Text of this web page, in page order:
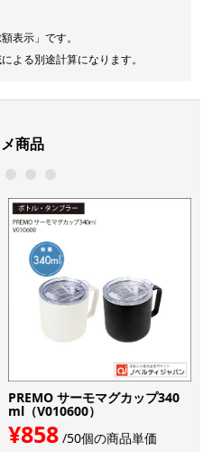
表示」です。
よる別途計算になります。
商品
PREMO サーモマグカップ340
ml（V010600）
¥858/50個の商品単価
4 5 6